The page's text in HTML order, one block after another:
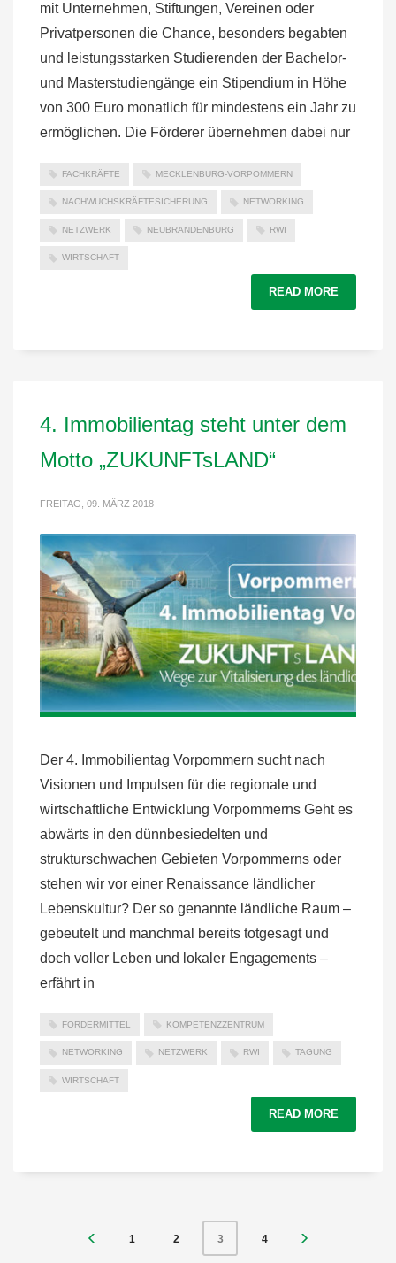
mit Unternehmen, Stiftungen, Vereinen oder
Privatpersonen die Chance, besonders begabten
und leistungsstarken Studierenden der Bachelor-
und Masterstudiengänge ein Stipendium in Höhe
von 300 Euro monatlich für mindestens ein Jahr zu
ermöglichen. Die Förderer übernehmen dabei nur
FACHKRÄFTE MECKLENBURG-VORPOMMERN
NACHWUCHSKRÄFTESICHERUNG NETWORKING
NETZWERK NEUBRANDENBURG RWI
WIRTSCHAFT
READ MORE
4. Immobilientag steht unter dem
Motto „ZUKUNFTsLAND“
FREITAG, 09. MÄRZ 2018
Der 4. Immobilientag Vorpommern sucht nach
Visionen und Impulsen für die regionale und
wirtschaftliche Entwicklung Vorpommerns Geht es
abwärts in den dünnbesiedelten und
strukturschwachen Gebieten Vorpommerns oder
stehen wir vor einer Renaissance ländlicher
Lebenskultur? Der so genannte ländliche Raum –
gebeutelt und manchmal bereits totgesagt und
doch voller Leben und lokaler Engagements –
erfährt in
FÖRDERMITTEL KOMPETENZZENTRUM
NETWORKING NETZWERK RWI TAGUNG
WIRTSCHAFT
READ MORE
1 2 3 4